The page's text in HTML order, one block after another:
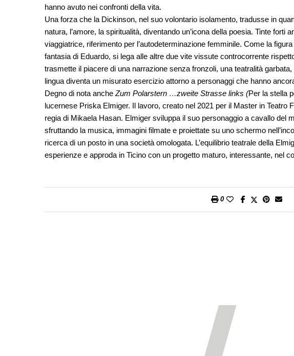
hanno avuto nei confronti della vita.
Una forza che la Dickinson, nel suo volontario isolamento, tradusse in
natura, l’amore, la spiritualità, diventando un’icona della poesia. Tinte forti
viaggiatrice, riferimento per l’autodeterminazione femminile. Come la
fantasia di Eduardo, si lega alle altre due vite vissute controcorrente
trasmette il piacere di una narrazione senza fronzoli, una teatralità
lingua diventa un misurato esercizio attorno a personaggi che hanno
Degno di nota anche Zum Polarstern …zweite Strasse links (Per la stella
lucernese Priska Elmiger. Il lavoro, creato nel 2021 per il Master in Teatro
regia di Mikaela Hasan. Elmiger sviluppa il suo personaggio a cavallo del
sfruttando la musica, immagini filmate e proiettate su uno schermo
ricerca di un posto in una società omologata. L’equilibrio teatrale della
esperienze e approda in Ticino con un progetto maturo, interessante, nel
0